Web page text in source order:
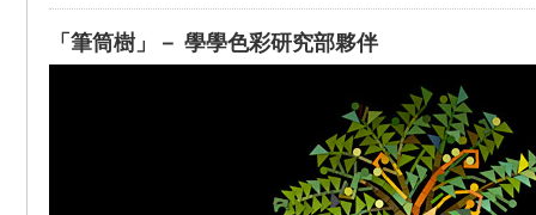
「筆筒樹」－ 學學色彩研究部夥伴